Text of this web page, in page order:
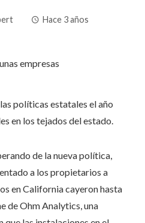
Hace 3 años
políticas estatales el año
en los tejados del estado.
de la nueva política,
a los propietarios a
en California cayeron hasta
de Ohm Analytics, una